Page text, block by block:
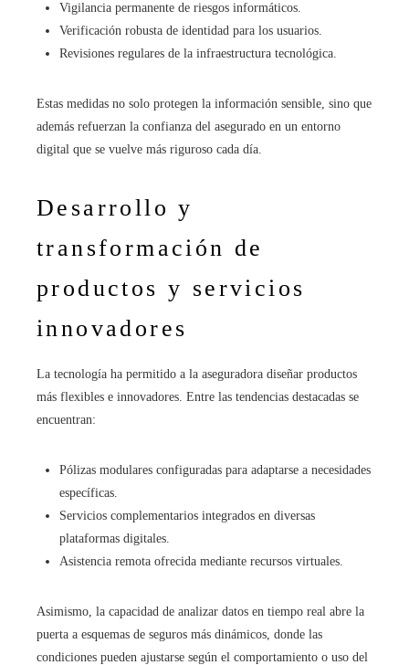
Vigilancia permanente de riesgos informáticos.
Verificación robusta de identidad para los usuarios.
Revisiones regulares de la infraestructura tecnológica.
Estas medidas no solo protegen la información sensible, sino que
además refuerzan la confianza del asegurado en un entorno
digital que se vuelve más riguroso cada día.
Desarrollo y
transformación de
productos y servicios
innovadores
La tecnología ha permitido a la aseguradora diseñar productos
más flexibles e innovadores. Entre las tendencias destacadas se
encuentran:
Pólizas modulares configuradas para adaptarse a necesidades
específicas.
Servicios complementarios integrados en diversas
plataformas digitales.
Asistencia remota ofrecida mediante recursos virtuales.
Asimismo, la capacidad de analizar datos en tiempo real abre la
puerta a esquemas de seguros más dinámicos, donde las
condiciones pueden ajustarse según el comportamiento o uso del